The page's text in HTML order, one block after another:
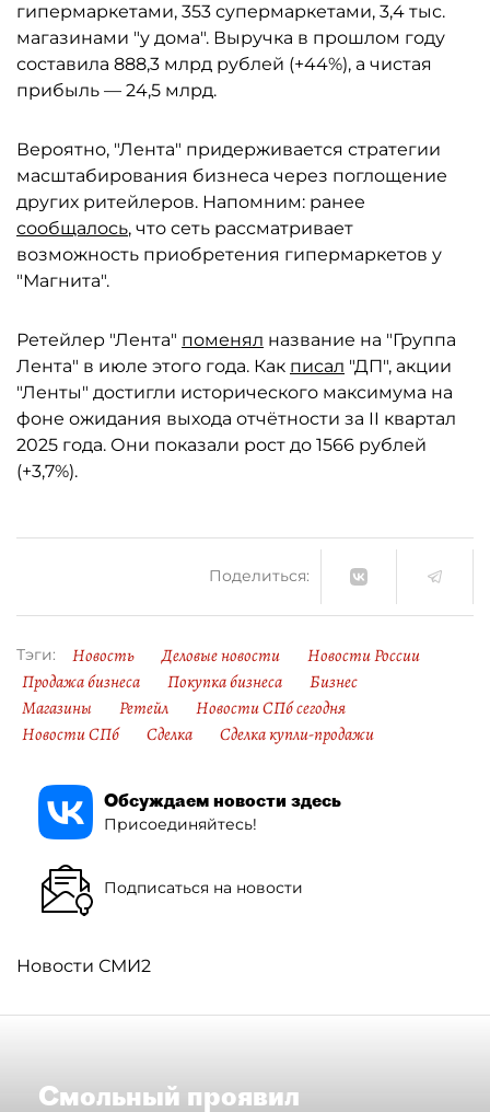
гипермаркетами, 353 супермаркетами, 3,4 тыс.
магазинами "у дома". Выручка в прошлом году
составила 888,3 млрд рублей (+44%), а чистая
прибыль — 24,5 млрд.
Вероятно, "Лента" придерживается стратегии
масштабирования бизнеса через поглощение
других ритейлеров. Напомним: ранее
сообщалось, что сеть рассматривает
возможность приобретения гипермаркетов у
"Магнита".
Ретейлер "Лента" поменял название на "Группа
Лента" в июле этого года. Как писал "ДП", акции
"Ленты" достигли исторического максимума на
фоне ожидания выхода отчётности за II квартал
2025 года. Они показали рост до 1566 рублей
(+3,7%).
Поделиться:
Тэги: Новость Деловые новости
Новости России
Продажа бизнеса
Покупка бизнеса
Бизнес
Магазины
Ретейл
Новости СПб сегодня
Новости СПб
Сделка Сделка купли-продажи
Обсуждаем новости здесь
Присоединяйтесь!
Подписаться на новости
Новости СМИ2
Смольный проявил